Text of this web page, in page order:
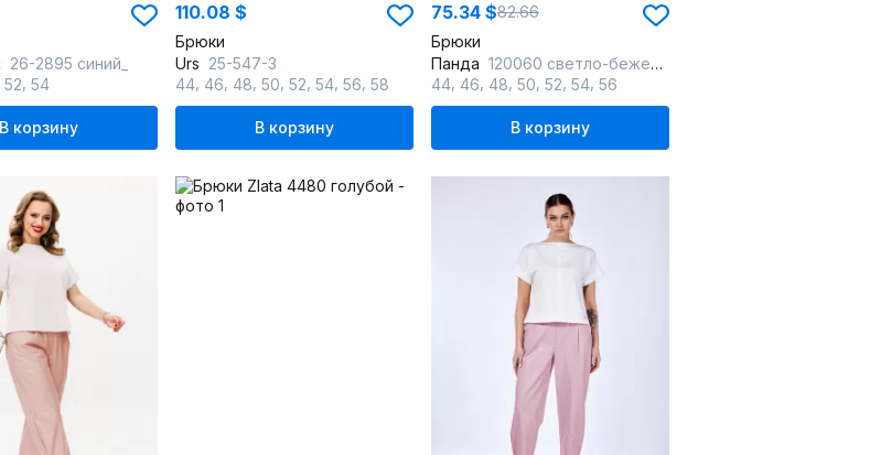
26-2895 синий_
52 54
В корзину
110.08 $
Брюки
Urs 25-547-3
44 46 48 50 52 54 56 58
В корзину
75.34 $82.66
Брюки
Панда 120060 светло-бежевый
44 46 48 50 52 54 56
В корзину